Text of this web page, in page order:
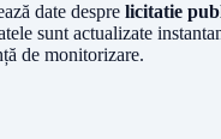
date despre licitatie
sunt actualizate
de monitorizare.